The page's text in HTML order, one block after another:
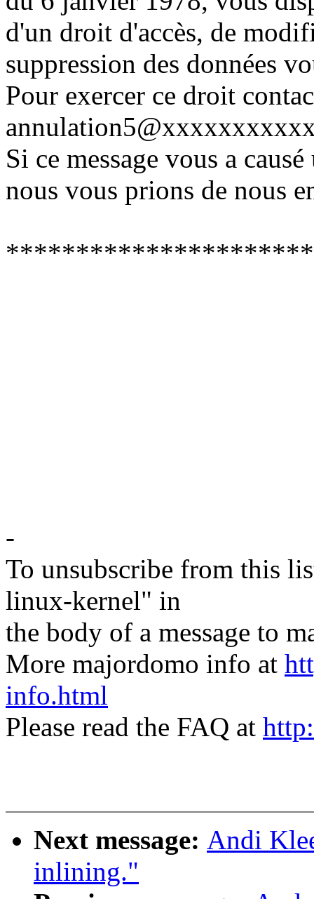
d'un droit d'accès, de
suppression des données
Pour exercer ce droit
Si ce message vous a
nous vous prions de nous
-
To unsubscribe from this
linux-kernel" in
the body of a message to
More majordomo info at
info.html
Please read the FAQ at
Next message: Andi
inlining."